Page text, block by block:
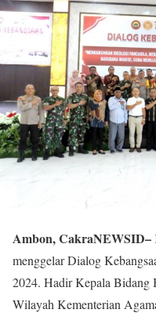
Ambon, CakraNEWSID–
menggelar Dialog
2024. Hadir Kepala Bidang
Wilayah Kementerian